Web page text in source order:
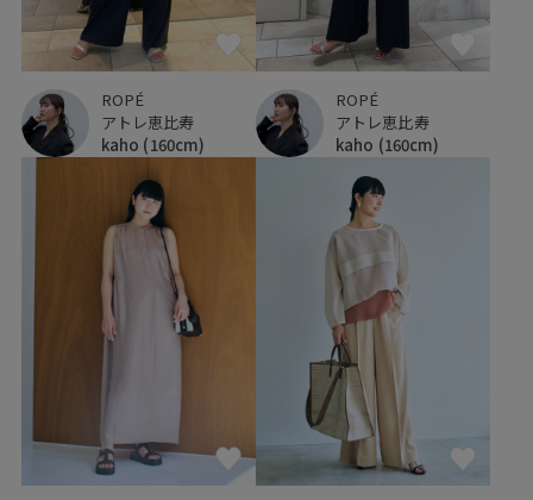
ROPÉ
アトレ恵比寿
kaho (160cm)
ROPÉ
アトレ恵比寿
kaho (160cm)